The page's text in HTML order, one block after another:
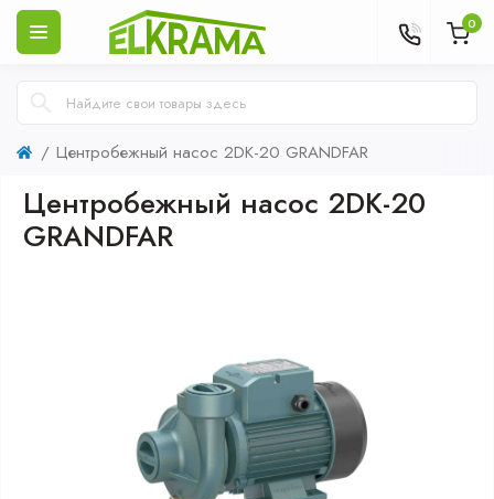
0
Центробежный насос 2DK-20 GRANDFAR
Центробежный насос 2DK-20
GRANDFAR